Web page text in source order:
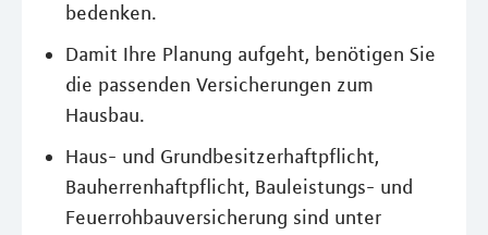
bedenken.
Damit Ihre Planung aufgeht, benötigen Sie
die passenden Versicherungen zum
Hausbau.
Haus- und Grundbesitzerhaftpflicht,
Bauherrenhaftpflicht, Bauleistungs- und
Feuerrohbauversicherung sind unter